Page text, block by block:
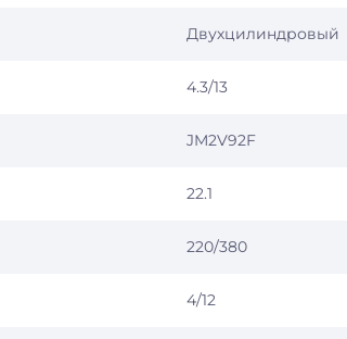
Двухцилиндровый
4.3/13
JM2V92F
22.1
220/380
4/12